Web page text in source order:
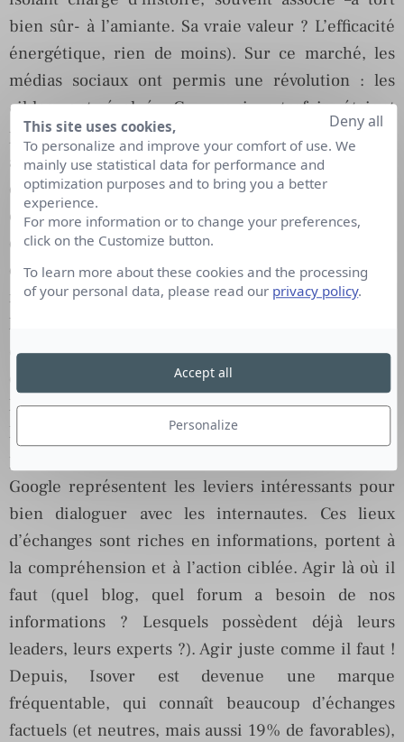
bien sûr- à l’amiante. Sa vraie valeur ? L’efficacité
énergétique, rien de moins). Sur ce marché, les
médias sociaux ont permis une révolution : les
cibles ont évolué. Ceux qui autrefois étaient
prescripteurs (les constructeurs) se trouvent
aujourd’hui en situation d’écoute des clients finaux
qui demandent eux-mêmes ce qu’ils souhaitent
comme matériau… Et ils savent pourquoi ! Après
quelques échecs et bilans, l’agence et son client
ont mis en place des formules gagnantes qui ont
notamment permis de rédiger les engagements de
la marque. Au menu : comprendre pourquoi
certaines choses ne fonctionnent pas, étudier le
discours et les opinions des internautes. On arrête
la communication descendante, et on passe à de
l’écoute active et humble. Bingo ! La formule
Google représentent les leviers intéressants pour
bien dialoguer avec les internautes. Ces lieux
d’échanges sont riches en informations, portent à
la compréhension et à l’action ciblée. Agir là où il
faut (quel blog, quel forum a besoin de nos
informations ? Lesquels possèdent déjà leurs
leaders, leurs experts ?). Agir juste comme il faut !
Depuis, Isover est devenue une marque
fréquentable, qui connaît beaucoup d’échanges
factuels (et neutres, mais aussi 19% de favorables),
This site uses cookies,
To personalize and improve your comfort of use. We
mainly use statistical data for performance and
optimization purposes and to bring you a better
experience.
For more information or to change your preferences,
click on the Customize button.
To learn more about these cookies and the processing
of your personal data, please read our privacy policy.
Personalize
Deny all
Accept all